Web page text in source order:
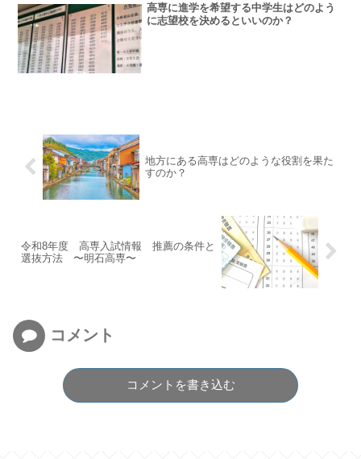
高専に進学を希望する中学生はどのよう
に志望校を決めるといいのか？
地方にある高専はどのような役割を果た
すのか？
令和8年度 高専入試情報 推薦の条件と
選抜方法 〜明石高専〜
コメント
コメントを書き込む